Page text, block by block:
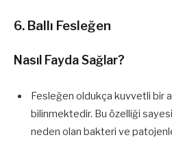
6. Ballı Fesleğen
Nasıl Fayda Sağlar?
Fesleğen oldukça kuvvetli bir
bilinmektedir. Bu özelliği
neden olan bakteri ve